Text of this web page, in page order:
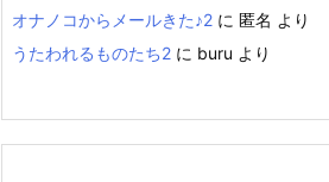
オナノコからメールきた♪2 に 匿名 より
うたわれるものたち2 に buru より